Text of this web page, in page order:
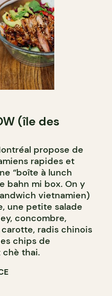
(île des
propose de
rapides et
“boîte à lunch
bahn mi box. On y
vietnamien)
une petite salade
concombre,
radis chinois
chips de
thai.